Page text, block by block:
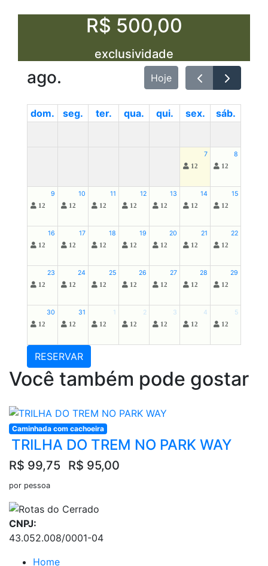
R$ 500,00
exclusividade
ago. Hoje
dom. seg. ter. qua. qui. sex. sáb.
7
12
8
12
9
12
10
12
11
12
12
12
13
12
14
12
15
12
16
12
17
12
18
12
19
12
20
12
21
12
22
12
23
12
24
12
25
12
26
12
27
12
28
12
29
12
30
12
31
12
1
12
2
12
3
12
4
12
5
12
RESERVAR
Você também pode gostar
Caminhada com cachoeira
TRILHA DO TREM NO PARK WAY
R$ 99,75 R$ 95,00
por pessoa
CNPJ:
43.052.008/0001-04
Home